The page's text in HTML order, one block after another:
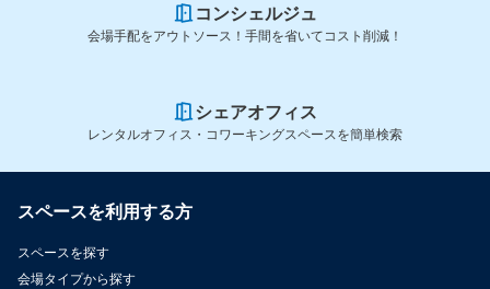
コンシェルジュ
会場手配をアウトソース！手間を省いてコスト削減！
シェアオフィス
レンタルオフィス・コワーキングスペースを簡単検索
スペースを利用する方
スペースを探す
会場タイプから探す